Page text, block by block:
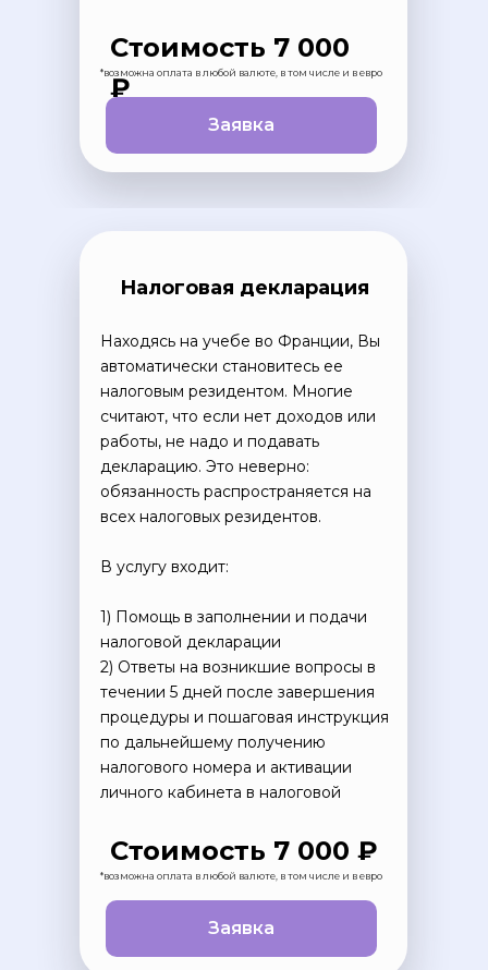
Заявка
Стоимость 7 000
₽
*возможна оплата в любой валюте, в том числе и в евро
Находясь на учебе во Франции, Вы
автоматически становитесь ее
налоговым резидентом. Многие
считают, что если нет доходов или
работы, не надо и подавать
декларацию. Это неверно:
обязанность распространяется на
всех налоговых резидентов.
В услугу входит:
1) Помощь в заполнении и подачи
налоговой декларации
2) Ответы на возникшие вопросы в
течении 5 дней после завершения
процедуры и пошаговая инструкция
по дальнейшему получению
налогового номера и активации
личного кабинета в налоговой
Налоговая декларация
Заявка
Стоимость 7 000 ₽
*возможна оплата в любой валюте, в том числе и в евро
Начнем учить язык
вместе сLabise?
+33 769 337-208
Записаться на пробный урок